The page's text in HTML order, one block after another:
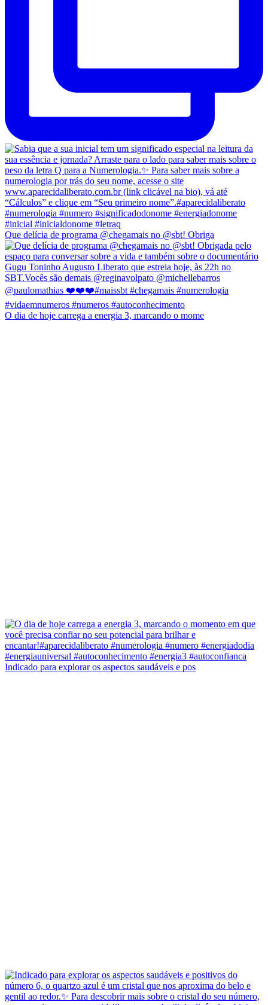
Que delícia de programa @chegamais no @sbt! Obriga
O dia de hoje carrega a energia 3, marcando o mome
Indicado para explorar os aspectos saudáveis e pos